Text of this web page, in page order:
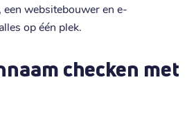
websitebouwer en e-
op één plek.
checken met